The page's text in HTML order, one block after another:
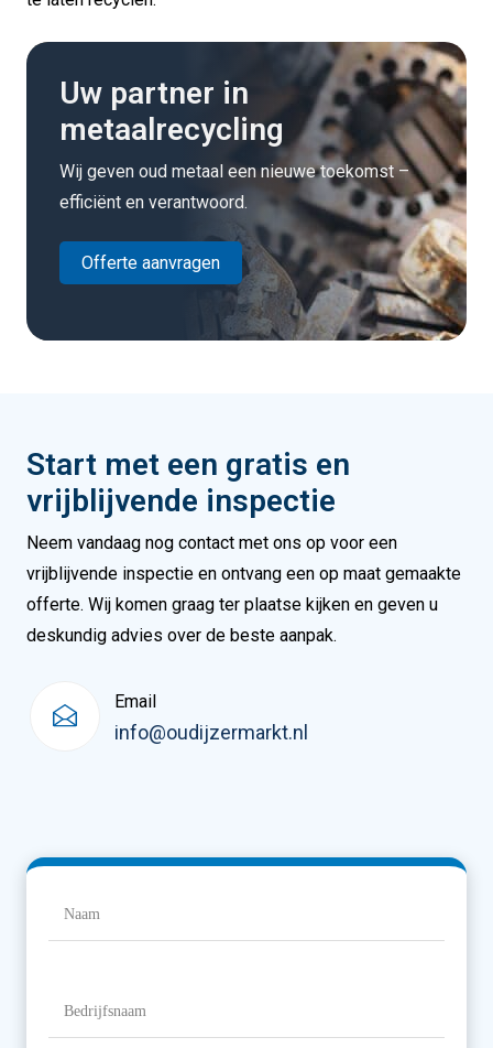
Uw partner in
metaalrecycling
Wij geven oud metaal een nieuwe toekomst –
efficiënt en verantwoord.
Offerte aanvragen
Start met een gratis en
vrijblijvende inspectie
Neem vandaag nog contact met ons op voor een
vrijblijvende inspectie en ontvang een op maat gemaakte
offerte. Wij komen graag ter plaatse kijken en geven u
deskundig advies over de beste aanpak.
Email
info@oudijzermarkt.nl